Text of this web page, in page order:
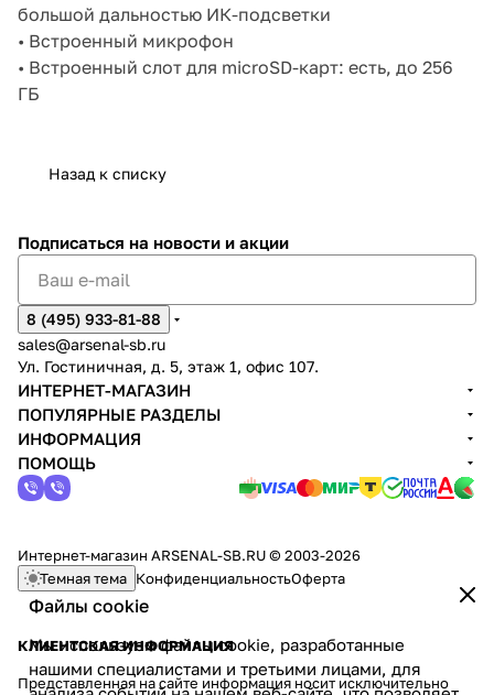
большой дальностью ИК-подсветки
• Встроенный микрофон
• Встроенный слот для microSD-карт: есть, до 256
ГБ
Назад к списку
Файлы cookie
Мы используем файлы cookie, разработанные
нашими специалистами и третьими лицами, для
Подписаться на новости и акции
8 (495) 933-81-88
sales@arsenal-sb.ru
Ул. Гостиничная, д. 5, этаж 1, офис 107.
ИНТЕРНЕТ-МАГАЗИН
ПОПУЛЯРНЫЕ РАЗДЕЛЫ
ИНФОРМАЦИЯ
ПОМОЩЬ
Интернет-магазин ARSENAL-SB.RU © 2003-2026
Темная тема КонфиденциальностьОферта
КЛИЕНТСКАЯ ИНФОРМАЦИЯ
Представленная на сайте информация носит исключительно